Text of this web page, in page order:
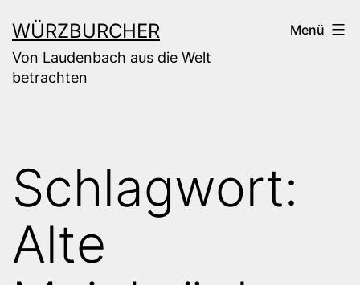
Inhalt
springen
WÜRZBURCHER
Von Laudenbach aus die Welt
betrachten
Menü
Schlagwort:
Alte